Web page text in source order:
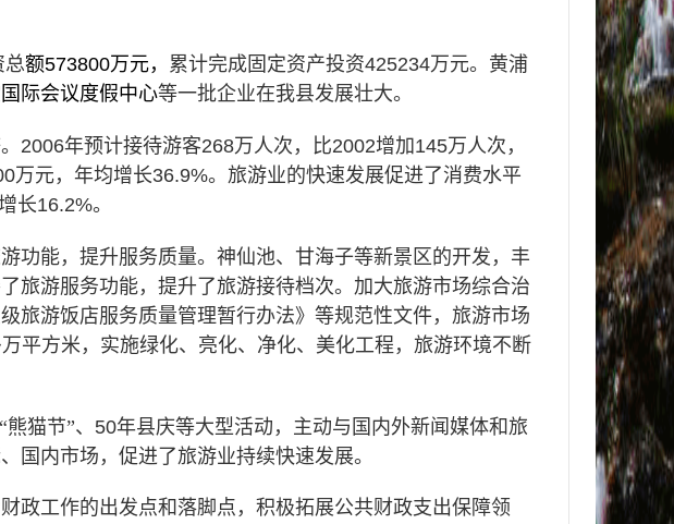
总额573800万元， 累计完成固定资产投资425234万元。黄浦
际会议度假中心等一批企业在我县发展壮大。
2006年预计接待游客268万人次，比2002增加145万人次，
万元，年均增长36.9%。旅游业的快速发展促进了消费水平
长16.2%。
功能，提升服务质量。神仙池、甘海子等新景区的开发，丰
旅游服务功能，提升了旅游接待档次。加大旅游市场综合治
旅游饭店服务质量管理暂行办法》等规范性文件，旅游市场
平方米，实施绿化、亮化、净化、美化工程，旅游环境不断
猫节”、 50年县庆等大型活动，主动与国内外新闻媒体和旅
国内市场，促进了旅游业持续快速发展。
政工作的出发点和落脚点，积极拓展公共财政支出保障领